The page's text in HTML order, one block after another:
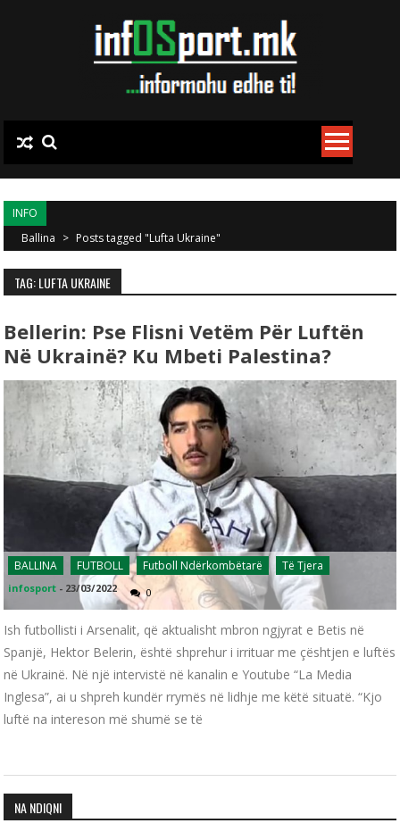
INFO
Ballina > Posts tagged "Lufta Ukraine"
TAG: LUFTA UKRAINE
Bellerin: Pse Flisni Vetëm Për Luftën
Në Ukrainë? Ku Mbeti Palestina?
BALLINA FUTBOLL Futboll Ndërkombëtarë Të Tjera
infosport - 23/03/2022 0
Ish futbollisti i Arsenalit, që aktualisht mbron ngjyrat e Betis në
Spanjë, Hektor Belerin, është shprehur i irrituar me çështjen e luftës
në Ukrainë. Në një intervistë në kanalin e Youtube “La Media
Inglesa”, ai u shpreh kundër rrymës në lidhje me këtë situatë. “Kjo
luftë na intereson më shumë se të
NA NDIQNI